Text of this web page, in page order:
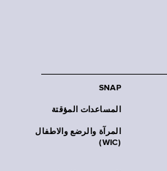
SNAP
المساعدات المؤقتة
المرآة والرضع والاطفال
(WIC)